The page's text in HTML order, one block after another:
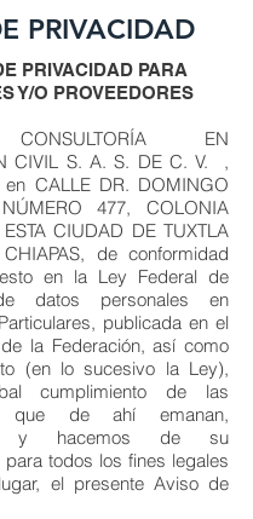
PRIVACIDAD
PRIVACIDAD PARA
Y/O PROVEEDORES
EN
CIVIL S. A. S. DE C. V. ,
CALLE DR. DOMINGO
477, COLONIA
CIUDAD DE TUXTLA
CHIAPAS, de conformidad
en la Ley Federal de
datos personales en
publicada en el
la Federación, así como
(en lo sucesivo la Ley),
cumplimiento de las
que de ahí emanan,
y hacemos de su
para todos los fines legales
el presente Aviso de